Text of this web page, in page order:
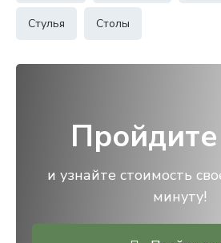
Стулья Столы
Пройдите
и узнайте стоимость
минуту!